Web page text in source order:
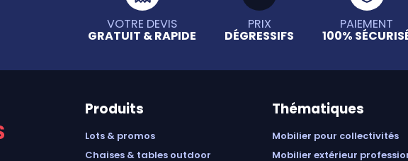
VOTRE DEVIS
GRATUIT & RAPIDE
PRIX
DÉGRESSIFS
PAIEMENT
100%
Produits
lots & promos
chaises & tables outdoor
Thématiques
mobilier pour collectivités
mobilier extérieur